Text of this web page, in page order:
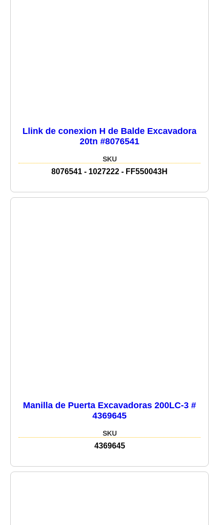
Llink de conexion H de Balde Excavadora
20tn #8076541
SKU
8076541 - 1027222 - FF550043H
Manilla de Puerta Excavadoras 200LC-3 #
4369645
SKU
4369645